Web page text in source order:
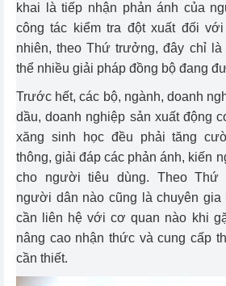
khai là tiếp nhận phản ánh của
công tác kiểm tra đột xuất đối
nhiên, theo Thứ trưởng, đây chỉ là
thể nhiều giải pháp đồng bộ đang
Trước hết, các bộ, ngành, doanh
dầu, doanh nghiệp sản xuất động
xăng sinh học đều phải tăng
thông, giải đáp các phản ánh, kiến
cho người tiêu dùng. Theo Thứ
người dân nào cũng là chuyên gia
cần liên hệ với cơ quan nào khi
nâng cao nhận thức và cung cấp
cần thiết.